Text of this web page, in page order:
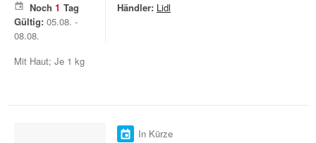
Noch 1 Tag
Gültig: 05.08. -
08.08.
Händler: Lidl
Mit Haut; Je 1 kg
In Kürze